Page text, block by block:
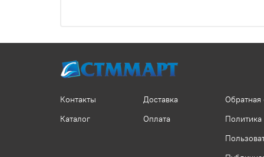
Контакты
Каталог
Доставка
Оплата
Обратная